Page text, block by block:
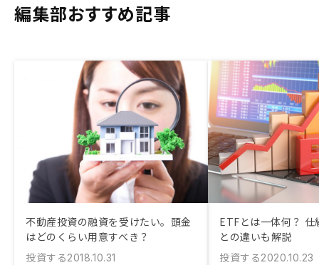
編集部おすすめ記事
不動産投資の融資を受けたい。頭金
はどのくらい用意すべき？
投資する2018.10.31
ETFとは一体何？ 仕
との違いも解説
投資する2020.10.23